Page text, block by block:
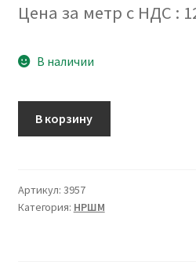
Цена за метр с НДС :
В наличии
1х2,5
-
В корзину
Артикул: 3957
Категория: НРШМ